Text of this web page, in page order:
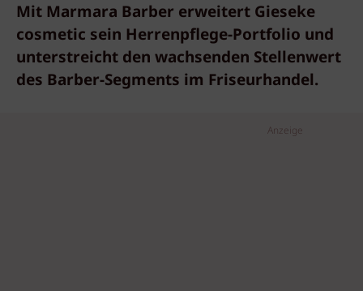
Mit Marmara Barber erweitert Gieseke
cosmetic sein Herrenpflege-Portfolio und
unterstreicht den wachsenden Stellenwert
des Barber-Segments im Friseurhandel.
Anzeige